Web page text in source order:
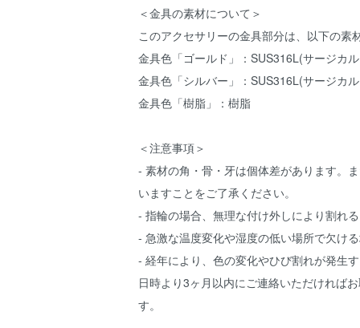
＜金具の素材について＞
このアクセサリーの金具部分は、以下の素
金具色「ゴールド」：SUS316L(サージカ
金具色「シルバー」：SUS316L(サージカ
金具色「樹脂」：樹脂
＜注意事項＞
- 素材の角・骨・牙は個体差があります。
いますことをご了承ください。
- 指輪の場合、無理な付け外しにより割れ
- 急激な温度変化や湿度の低い場所で欠け
- 経年により、色の変化やひび割れが発生
日時より3ヶ月以内にご連絡いただければ
す。